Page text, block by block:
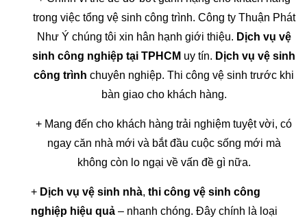
trong việc tổng vệ sinh công trình. Công ty Thuận Phát
Như Ý chúng tôi xin hân hạnh giới thiệu. Dịch vụ vệ
sinh công nghiệp tại TPHCM uy tín. Dịch vụ vệ sinh
công trình chuyên nghiệp. Thi công vệ sinh trước khi
bàn giao cho khách hàng.
+ Mang đến cho khách hàng trải nghiệm tuyệt vời, có
ngay căn nhà mới và bắt đầu cuộc sống mới mà
không còn lo ngại về vấn đề gì nữa.
+ Dịch vụ vệ sinh nhà, thi công vệ sinh công
nghiệp hiệu quả – nhanh chóng. Đây chính là loại